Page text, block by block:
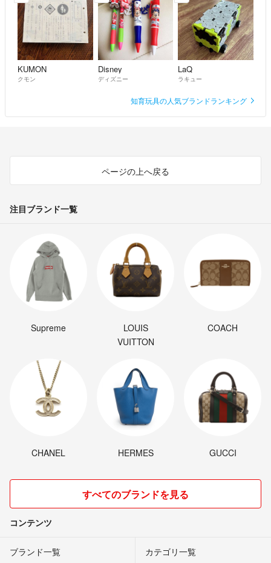
KUMON
クモン
Disney
ディズニー
LaQ
ラキュー
知育玩具の人気ブランドランキング
ページの上へ戻る
注目ブランド一覧
Supreme
LOUIS
VUITTON
COACH
CHANEL HERMES GUCCI
すべてのブランドを見る
コンテンツ
ブランド一覧 カテゴリ一覧